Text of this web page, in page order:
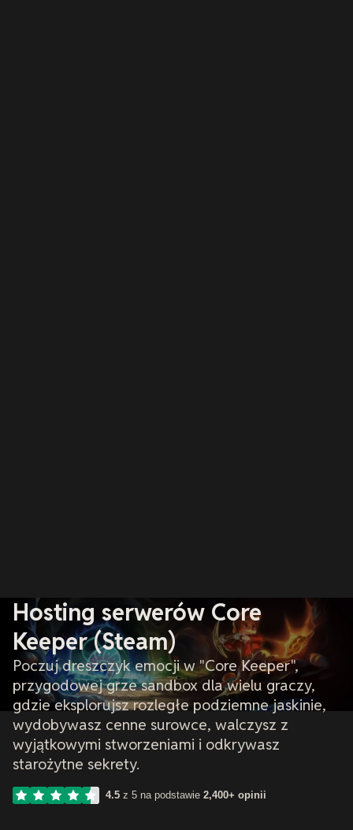
Hosting serwerów Core
Keeper (Steam)
Poczuj dreszczyk emocji w "Core Keeper",
przygodowej grze sandbox dla wielu graczy,
gdzie eksplorujsz rozległe podziemne jaskinie,
wydobywasz cenne surowce, walczysz z
wyjątkowymi stworzeniami i odkrywasz
starożytne sekrety.
4.5 z 5 na podstawie 2,400+ opinii